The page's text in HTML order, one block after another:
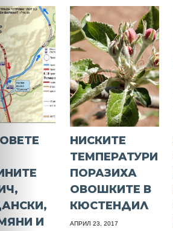
И
НИСКИТЕ
ТЕМПЕРАТУРИ
ПОРАЗИХА
ОВОШКИТЕ В
КЮСТЕНДИЛ
АПРИЛ 23, 2017